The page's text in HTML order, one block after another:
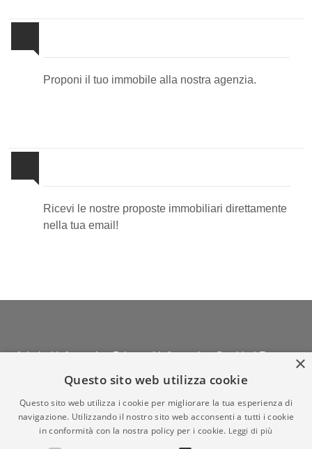
Proponi il tuo immobile alla nostra agenzia.
Ricevi le nostre proposte immobiliari direttamente
nella tua email!
Admin|Informativa Privacy|Informativa Cookie|Revoca
Consensi
Massimiliano - All Rights reserved - Part. IVA 02958290963
Iscrizione REA della CCIAA di MILANO n. REA- MB
×
Questo sito web utilizza cookie
Questo sito web utilizza i cookie per migliorare la tua esperienza di
navigazione. Utilizzando il nostro sito web acconsenti a tutti i cookie
in conformità con la nostra policy per i cookie. Leggi di più